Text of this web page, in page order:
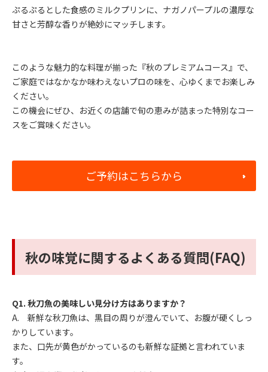
ぷるぷるとした食感のミルクプリンに、ナガノパープルの濃厚な
甘さと芳醇な香りが絶妙にマッチします。
このような魅力的な料理が揃った『秋のプレミアムコース』で、
ご家庭ではなかなか味わえないプロの味を、心ゆくまでお楽しみ
ください。
この機会にぜひ、お近くの店舗で旬の恵みが詰まった特別なコー
スをご賞味ください。
ご予約はこちらから
秋の味覚に関するよくある質問(FAQ)
Q1. 秋刀魚の美味しい見分け方はありますか？
A. 新鮮な秋刀魚は、黒目の周りが澄んでいて、お腹が硬くしっ
かりしています。
また、口先が黄色がかっているのも新鮮な証拠と言われていま
す。